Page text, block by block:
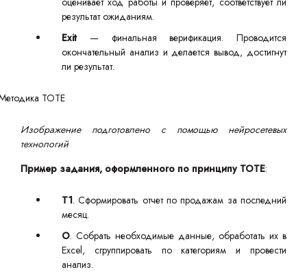
результат ожиданиям.
Exit— финальная верификация. Проводится
окончательный анализ и делается вывод, достигнут
ли результат.
Изображение подготовлено с помощью нейросетевых
технологий
Пример задания, оформленного по принципу TOTE:
T1. Сформировать отчет по продажам за последний
месяц.
O. Собрать необходимые данные, обработать их в
Excel, сгруппировать по категориям и провести
анализ.